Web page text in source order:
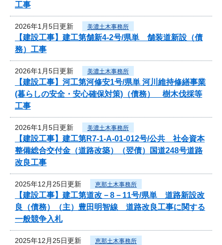
工事
2026年1月5日更新 美濃土木事務所
【建設工事】建工第舗新4-2号/県単 舗装道新設（債
務）工事
2026年1月5日更新 美濃土木事務所
【建設工事】河工第河修安1号/県単 河川維持修繕事業
(暮らしの安全・安心確保対策)（債務） 樹木伐採等
工事
2026年1月5日更新 美濃土木事務所
【建設工事】建工第R7-1-A-01-012号/公共 社会資本
整備総合交付金（道路改築）（翌債）国道248号道路
改良工事
2025年12月25日更新 恵那土木事務所
【建設工事】建工第道改－8－11号/県単 道路新設改
良（債務）（主）豊田明智線 道路改良工事に関する
一般競争入札
2025年12月25日更新 恵那土木事務所